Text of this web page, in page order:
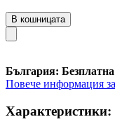
В кошницата
България:
Повече информация
Характеристики: